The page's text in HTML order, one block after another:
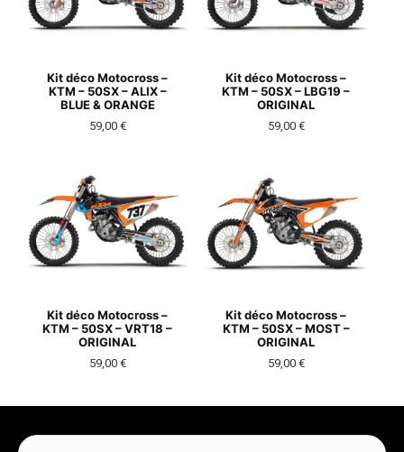
Kit déco Motocross –
KTM – 50SX – ALIX –
BLUE & ORANGE
59,00 €
Kit déco Motocross –
KTM – 50SX – LBG19 –
ORIGINAL
59,00 €
Kit déco Motocross –
KTM – 50SX – VRT18 –
ORIGINAL
59,00 €
Kit déco Motocross –
KTM – 50SX – MOST –
ORIGINAL
59,00 €